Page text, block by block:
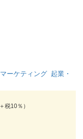
ーケティング 起業・
税10％）